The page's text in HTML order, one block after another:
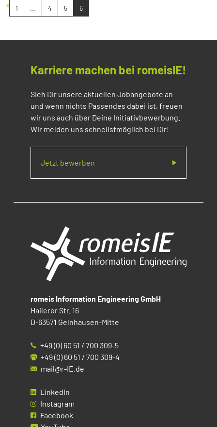
« 1 ... 4 5 6
Karriere machen bei romeisIE!
Sieh Dir unsere aktuellen Jobangebote an –
und wenn nichts Passendes dabei ist, freuen
wir uns auch über Deine Initiativbewerbung.
Wir melden uns schnellstmöglich bei Dir!
Jetzt bewerben
romeis Information Engineering GmbH
Hailerer Str. 16
D-63571 Gelnhausen-Mitte
+49 (0) 60 51 / 700 309-5
+49 (0) 60 51 / 700 309-4
mail@r-IE.de
LinkedIn
Instagram
Facebook